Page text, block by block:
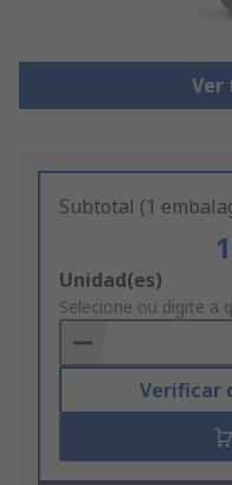
Ver
Subtotal (1
Add
to
Basket
Unidad(es)
Selecione ou digite a
Verificar